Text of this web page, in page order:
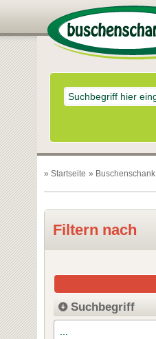
» Startseite » Buschenschank
Filtern nach
Suchbegriff